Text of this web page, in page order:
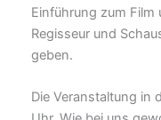
Einführung zum Film
Regisseur und
geben.
Die Veranstaltung in